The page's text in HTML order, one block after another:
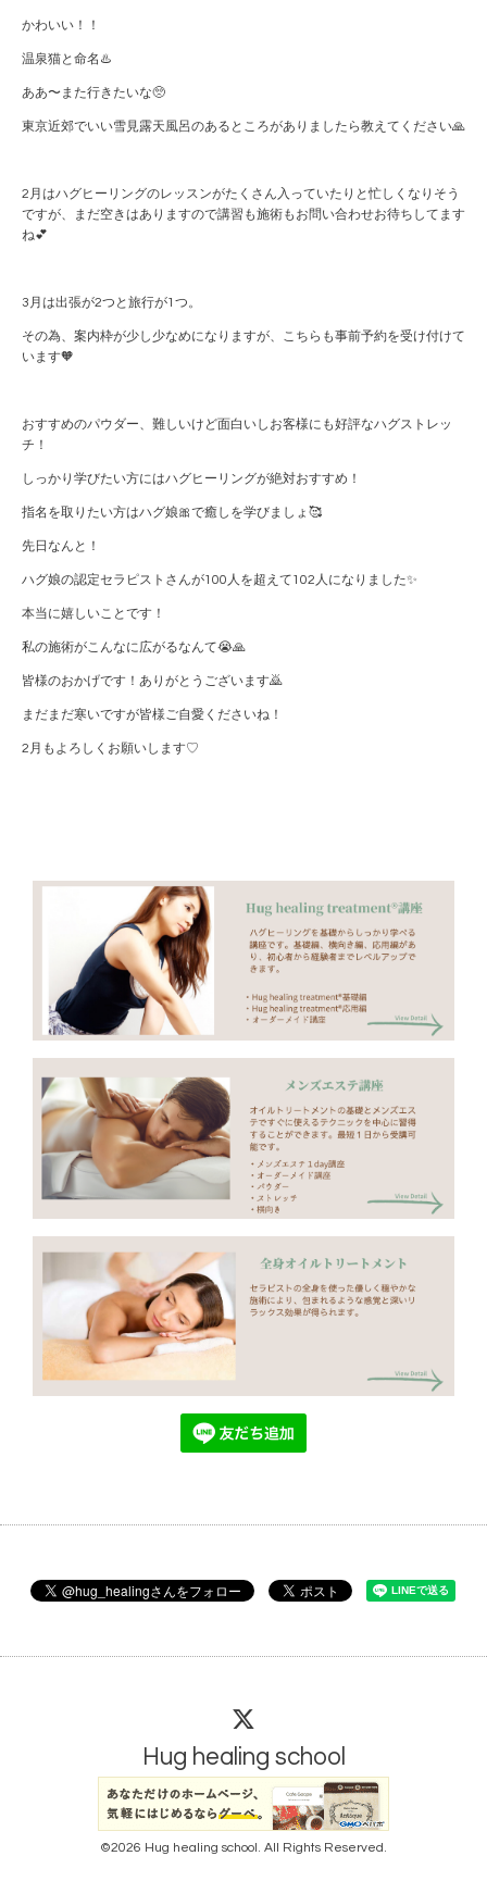
かわいい！！
温泉猫と命名♨️
ああ〜また行きたいな🥺
東京近郊でいい雪見露天風呂のあるところがありましたら教えてください🙏
2月はハグヒーリングのレッスンがたくさん入っていたりと忙しくなりそう
ですが、まだ空きはありますので講習も施術もお問い合わせお待ちしてます
ね💕︎
3月は出張が2つと旅行が1つ。
その為、案内枠が少し少なめになりますが、こちらも事前予約を受け付けて
います🧡
おすすめのパウダー、難しいけど面白いしお客様にも好評なハグストレッ
チ！
しっかり学びたい方にはハグヒーリングが絶対おすすめ！
指名を取りたい方はハグ娘🎀で癒しを学びましょ🥰
先日なんと！
ハグ娘の認定セラピストさんが100人を超えて102人になりました✨
本当に嬉しいことです！
私の施術がこんなに広がるなんて😭🙏
皆様のおかげです！ありがとうございます🙇
まだまだ寒いですが皆様ご自愛くださいね！
2月もよろしくお願いします♡
Hug healing school
©2026 Hug healing school . All Rights Reserved.